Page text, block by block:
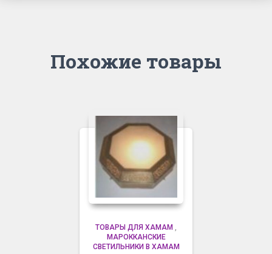
Похожие товары
ТОВАРЫ ДЛЯ ХАМАМ
МАРОККАНСКИЕ
СВЕТИЛЬНИКИ В ХАМАМ